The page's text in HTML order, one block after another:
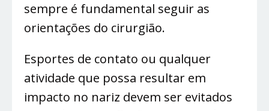
sempre é fundamental seguir as
orientações do cirurgião.
Esportes de contato ou qualquer
atividade que possa resultar em
impacto no nariz devem ser evitados